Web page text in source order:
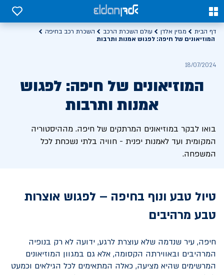
0
0
דף הבית מגזין אלדן עולם השכרת הרכב
השכרת רכב בחיפה
המוזיאונים של חיפה: לפגוש אמנות ותרבות
18/07/2024
המוזיאונים של חיפה: לפגוש
אמנות ותרבות
בואו לבקר במוזיאונים המרתקים של חיפה. מההיסטוריה
המקומית ועד לאמנות יפנית - חוויה בלתי נשכחת לכל
המשפחה.
טיול טבע ונוף בחיפה – לפגוש אוצרות
טבע מרהיבים
חיפה, עיר שנדמה שלא עוצרת לרגע, ידועה לא רק בנופיה
המרהיבים ובאווירתה הקסומה, אלא גם במגוון המוזיאונים
המרשימים שהיא מציעה, כאלה המתאימים לכל הגילאים וכמעט